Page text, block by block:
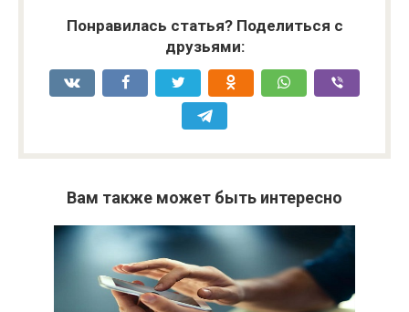
Понравилась статья? Поделиться с
друзьями:
Вам также может быть интересно